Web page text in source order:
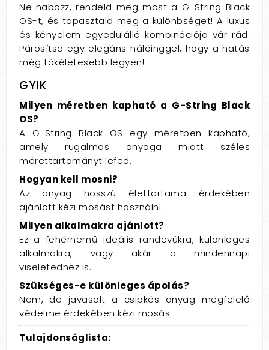
Ne habozz, rendeld meg most a G-String Black
OS-t, és tapasztald meg a különbséget! A luxus
és kényelem egyedülálló kombinációja vár rád.
Párosítsd egy elegáns hálóinggel, hogy a hatás
még tökéletesebb legyen!
GYIK
Milyen méretben kapható a G-String Black
OS?
A G-String Black OS egy méretben kapható,
amely rugalmas anyaga miatt széles
mérettartományt lefed.
Hogyan kell mosni?
Az anyag hosszú élettartama érdekében
ajánlott kézi mosást használni.
Milyen alkalmakra ajánlott?
Ez a fehérnemű ideális randevúkra, különleges
alkalmakra, vagy akár a mindennapi
viseletedhez is.
Szükséges-e különleges ápolás?
Nem, de javasolt a csipkés anyag megfelelő
védelme érdekében kézi mosás.
Tulajdonságlista: